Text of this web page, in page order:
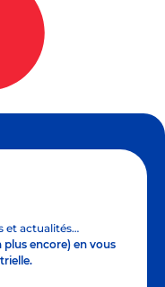
et actualités…
plus encore) en vous